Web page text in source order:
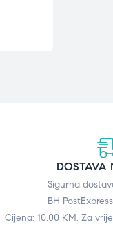
DOSTAVA
Sigurna
BH
Cijena: 10.00 KM. Za